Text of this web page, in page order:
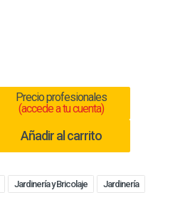
Precio profesionales
(accede a tu cuenta)
Añadir al carrito
Jardinería y Bricolaje Jardinería